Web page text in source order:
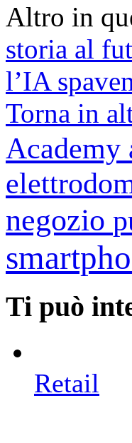
Altro in
storia al
l’IA
Torna in
Academy
negozio
Ti può
Retail